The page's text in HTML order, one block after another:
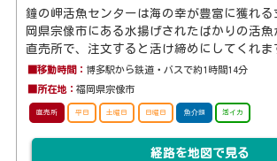
鐘の岬活魚センターは海の幸が豊富に獲れる
岡県宗像市にある水揚げされたばかりの活
直売所で、注文すると活け締めにしてくれま
■移動時間：博多駅から鉄道・バスで約1時間14分
■所在地：福岡県宗像市
直売所 平日 土曜日 日曜日 魚介類 活イカ
経路を地図で見る